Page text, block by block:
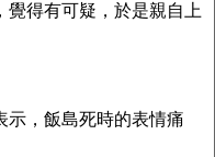
得有可疑，於是親自上
示，飯島死時的表情痛